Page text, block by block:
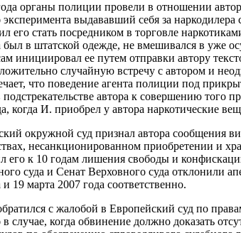
органы полиции провели в отношении
эксперимента выдававший себя за
его стать посредником в торговле
был в штатской одежде, не вмешивался в уже
инициировал ее путем отправки автору
случайную встречу с автором и
что поведение агента полиции под
автора к совершению того
когда И. приобрел у автора наркотические
окружной суд признал автора сообщения
несанкционированном приобретении и
его к 10 годам лишения свободы и
суда и Сенат Верховного суда отклонили
19 марта 2007 года соответственно.
с жалобой в Европейский суд по
случае, когда обвинение должно доказать